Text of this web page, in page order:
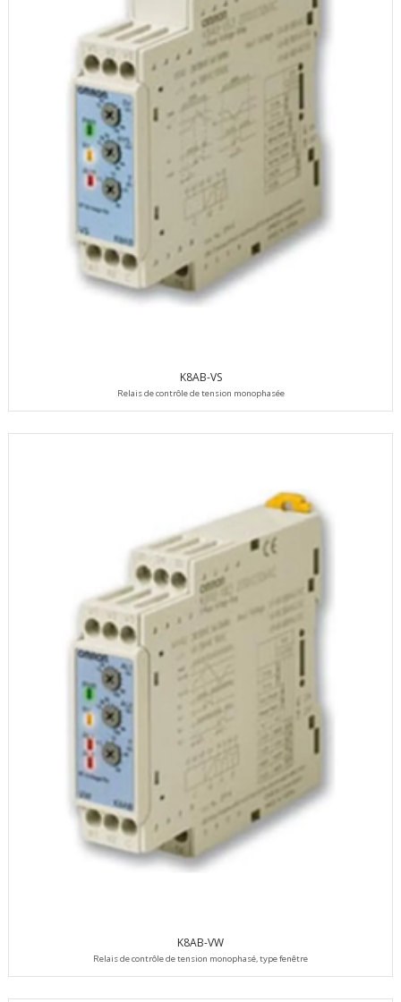
K8AB-VS
Relais de contrôle de tension monophasée
K8AB-VW
Relais de contrôle de tension monophasé, type fenêtre